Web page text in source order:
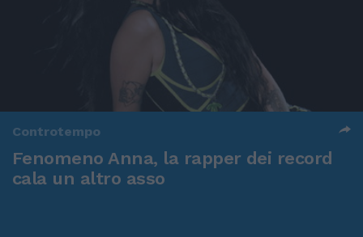
Controtempo
Fenomeno Anna, la rapper dei record
cala un altro asso